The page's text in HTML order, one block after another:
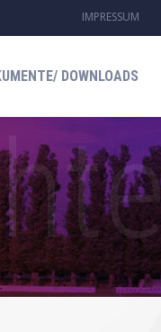
IMPRESSUM
DOWNLOADS